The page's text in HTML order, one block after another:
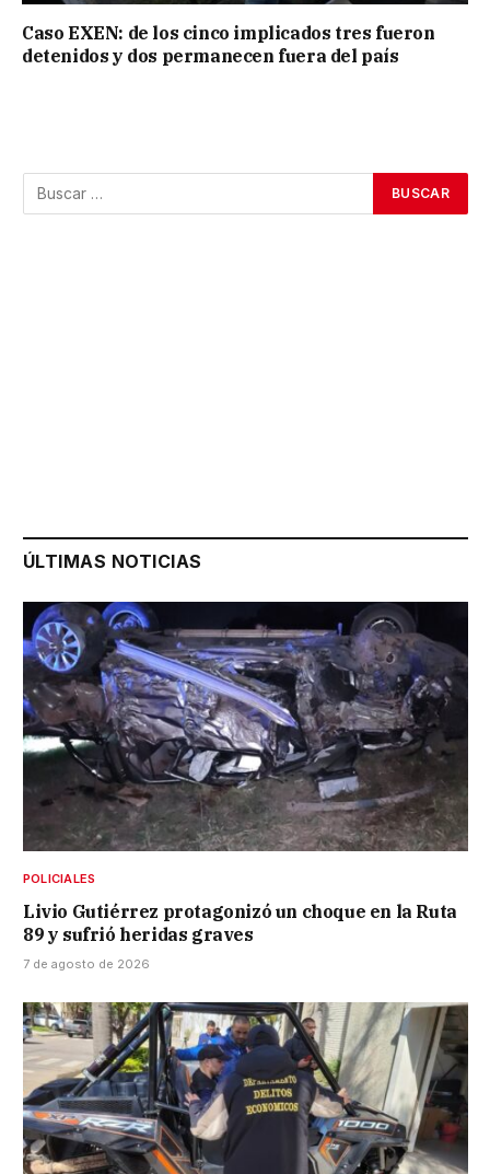
Caso EXEN: de los cinco implicados tres fueron
detenidos y dos permanecen fuera del país
ÚLTIMAS NOTICIAS
POLICIALES
Livio Gutiérrez protagonizó un choque en la Ruta
89 y sufrió heridas graves
7 de agosto de 2026